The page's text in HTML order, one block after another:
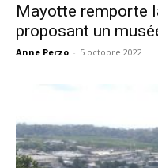
Mayotte remporte
proposant un
Anne Perzo - 5 octobre 2022